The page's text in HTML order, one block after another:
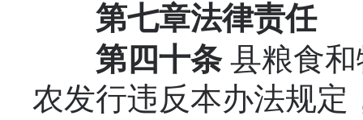
第七章法律责任
第四十条县粮食和
农发行违反本办法规定